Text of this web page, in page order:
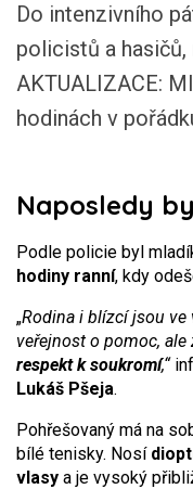
Do intenzivního
policistů a hasičů,
AKTUALIZACE:
hodinách v
Naposledy
Podle policie byl
hodiny ranní, kdy
„Rodina i blízcí jsou
veřejnost o pomoc, ale
respekt k soukromí,“
Lukáš Pšeja.
Pohřešovaný má na
bílé tenisky. Nosí
vlasy a je vysoký